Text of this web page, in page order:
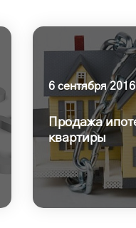
6 сентября 2016
Продажа
квартиры